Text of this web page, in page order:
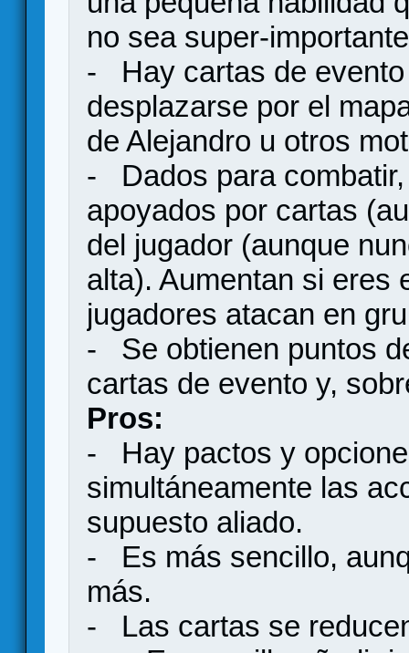
no sea super-
- Hay cartas de evento
desplazarse por el
de Alejandro u otros
- Dados para
apoyados por cartas
del jugador (aunque
alta). Aumentan si eres
jugadores atacan en
- Se obtienen puntos
cartas de evento y,
Pros:
- Hay pactos y
simultáneamente las
supuesto aliado.
- Es más sencillo,
más.
- Las cartas se